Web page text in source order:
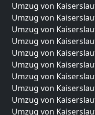
Umzug von
Umzug von
Umzug von
Umzug von
Umzug von
Umzug von
Umzug von
Umzug von
Umzug von
Umzug von